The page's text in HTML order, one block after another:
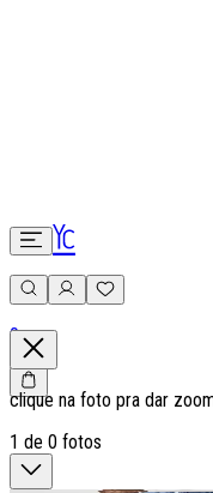
0
clique na foto pra dar
1 de 0 fotos